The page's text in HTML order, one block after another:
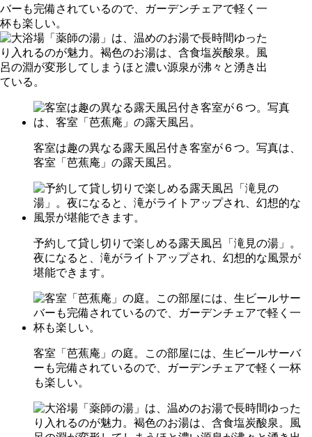
客室は趣の異なる露天風呂付き客室が６つ。写真は、
客室「芭蕉庵」の露天風呂。
予約して貸し切りで楽しめる露天風呂「滝見の湯」。
夜になると、滝がライトアップされ、幻想的な風景が
堪能できます。
客室「芭蕉庵」の庭。この部屋には、生ビールサーバ
ーも完備されているので、ガーデンチェアで軽く一杯
も楽しい。